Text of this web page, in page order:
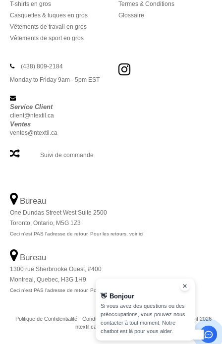
T-shirts en gros
Casquettes & tuques en gros
Vêtements de travail en gros
Vêtements de sport en gros
Termes & Conditions
Glossaire
(438) 809-2184
Monday to Friday 9am - 5pm EST
Service Client
client@ntextil.ca
Ventes
ventes@ntextil.ca
Suivi de commande
Bureau
One Dundas Street West Suite 2500
Toronto, Ontario, M5G 1Z3
Ceci n'est PAS l'adresse de retour. Pour les retours, voir ici
Bureau
1300 rue Sherbrooke Ouest, #400
Montreal, Quebec, H3G 1H9
Ceci n'est PAS l'adresse de retour. Pour les retours, voir ici
Politique de Confidentialité - Conditions Générales - Plan du Site
Copyright 2026
ntextil.ca - Tous droits réservés
👋 Bonjour
Si vous avez des questions ou des
préoccupations, vous pouvez nous
contacter à tout moment. Notre
chatbot est là pour vous aider.